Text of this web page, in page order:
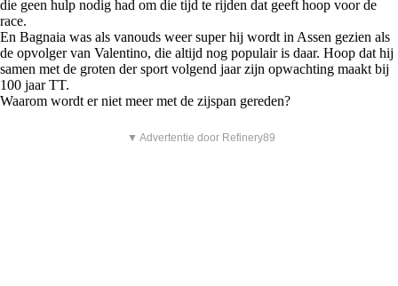
die geen hulp nodig had om die tijd te rijden dat geeft hoop voor de
race.
En Bagnaia was als vanouds weer super hij wordt in Assen gezien als
de opvolger van Valentino, die altijd nog populair is daar. Hoop dat hij
samen met de groten der sport volgend jaar zijn opwachting maakt bij
100 jaar TT.
Waarom wordt er niet meer met de zijspan gereden?
▼ Advertentie door Refinery89